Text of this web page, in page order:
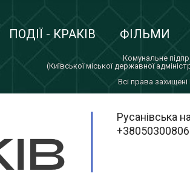
ПОДІЇ - КРАКІВ ФІЛЬМИ
Комунальне
(Київської міської державної
Всi права захищенi
Русанівська